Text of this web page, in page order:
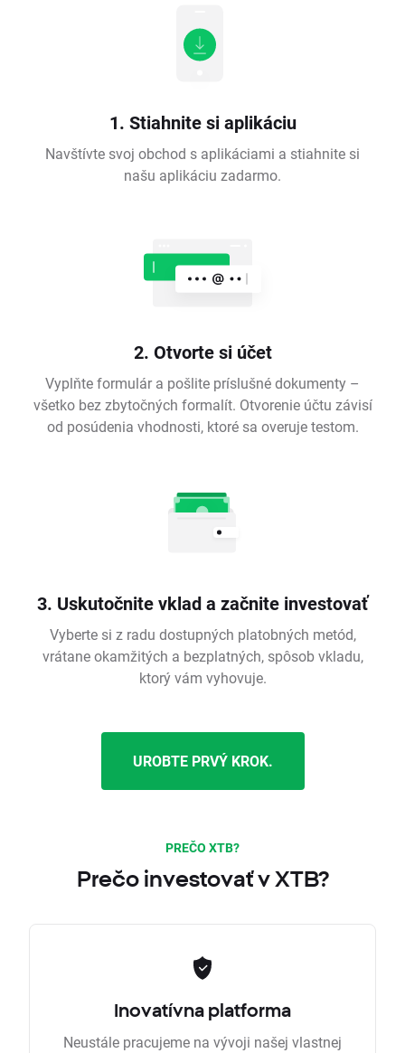
1. Stiahnite si aplikáciu
Navštívte svoj obchod s aplikáciami a stiahnite si
našu aplikáciu zadarmo.
2. Otvorte si účet
Vyplňte formulár a pošlite príslušné dokumenty –
všetko bez zbytočných formalít. Otvorenie účtu závisí
od posúdenia vhodnosti, ktoré sa overuje testom.
3. Uskutočnite vklad a začnite investovať
Vyberte si z radu dostupných platobných metód,
vrátane okamžitých a bezplatných, spôsob vkladu,
ktorý vám vyhovuje.
UROBTE PRVÝ KROK.
PREČO XTB?
Prečo investovať v XTB?
Inovatívna platforma
Neustále pracujeme na vývoji našej vlastnej